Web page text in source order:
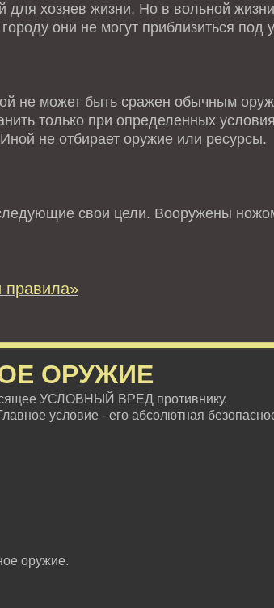
для хозяев жизни. Но в вольной
они не могут приблизиться под
не может быть сражен обычным
только при определенных
не отбирает оружие или ресурсы.
свои цели. Вооружены
правила»
ОРУЖИЕ
УСЛОВНЫЙ ВРЕД противнику.
условие - его абсолютная
оружие.